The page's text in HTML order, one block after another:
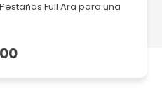
Full Ara para una